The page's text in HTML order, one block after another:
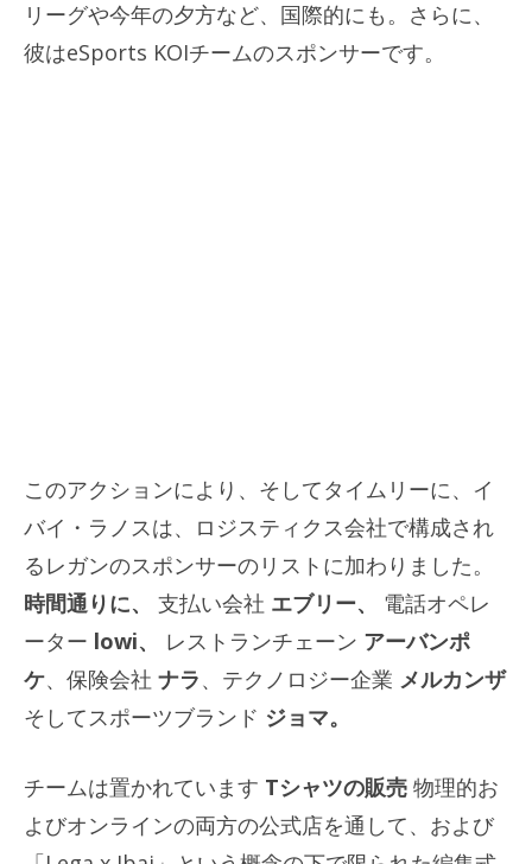
リーグや今年の夕方など、国際的にも。さらに、
彼はeSports KOIチームのスポンサーです。
このアクションにより、そしてタイムリーに、イ
バイ・ラノスは、ロジスティクス会社で構成され
るレガンのスポンサーのリストに加わりました。
時間通りに、
支払い会社 エブリー、 電話オペレ
ーター lowi、 レストランチェーン アーバンポ
ケ、保険会社 ナラ、テクノロジー企業 メルカンザ
そしてスポーツブランド ジョマ。
チームは置かれています Tシャツの販売 物理的お
よびオンラインの両方の公式店を通して、および